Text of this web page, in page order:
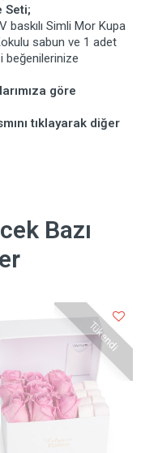
Seti;
Simli Mor Kupa
sabun ve 1 adet
beğenilerinize
göre
tıklayarak diğer
Bazı
Tükendi